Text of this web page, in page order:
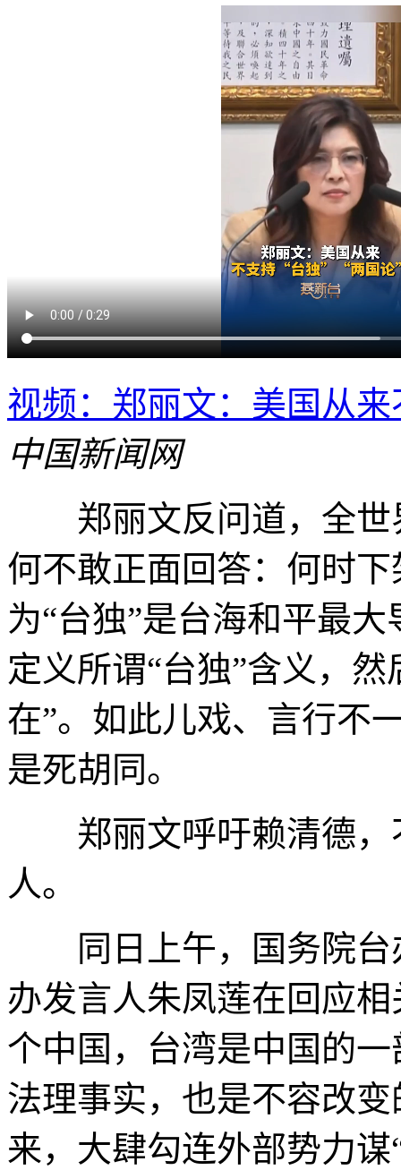
视频：郑丽文：美国从来
中国新闻网
郑丽文反问道，全世
何不敢正面回答：何时
为“台独”是台海和平最
定义所谓“台独”含义，然
在”。如此儿戏、言行不
是死胡同。
郑丽文呼吁赖清德，
人。
同日上午，国务院台
办发言人朱凤莲在回应
个中国，台湾是中国的
法理事实，也是不容改
来，大肆勾连外部势力